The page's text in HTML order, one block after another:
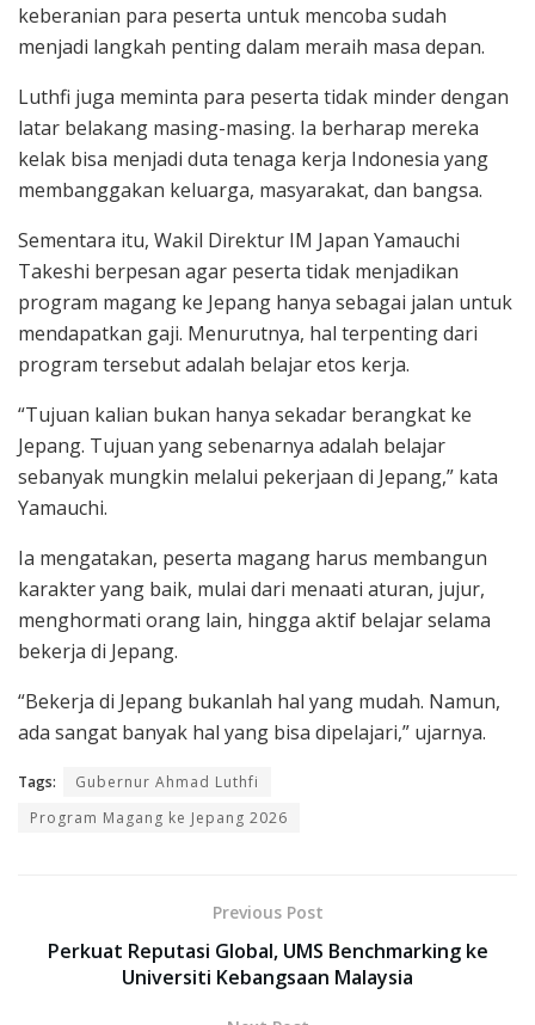
keberanian para peserta untuk mencoba sudah
menjadi langkah penting dalam meraih masa depan.
Luthfi juga meminta para peserta tidak minder dengan
latar belakang masing-masing. Ia berharap mereka
kelak bisa menjadi duta tenaga kerja Indonesia yang
membanggakan keluarga, masyarakat, dan bangsa.
Sementara itu, Wakil Direktur IM Japan Yamauchi
Takeshi berpesan agar peserta tidak menjadikan
program magang ke Jepang hanya sebagai jalan untuk
mendapatkan gaji. Menurutnya, hal terpenting dari
program tersebut adalah belajar etos kerja.
“Tujuan kalian bukan hanya sekadar berangkat ke
Jepang. Tujuan yang sebenarnya adalah belajar
sebanyak mungkin melalui pekerjaan di Jepang,” kata
Yamauchi.
Ia mengatakan, peserta magang harus membangun
karakter yang baik, mulai dari menaati aturan, jujur,
menghormati orang lain, hingga aktif belajar selama
bekerja di Jepang.
“Bekerja di Jepang bukanlah hal yang mudah. Namun,
ada sangat banyak hal yang bisa dipelajari,” ujarnya.
Tags:
Gubernur Ahmad Luthfi
Program Magang ke Jepang 2026
Previous Post
Perkuat Reputasi Global, UMS Benchmarking ke
Universiti Kebangsaan Malaysia